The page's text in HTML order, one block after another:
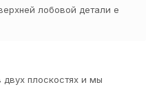
лобовой детали е
плоскостях и мы